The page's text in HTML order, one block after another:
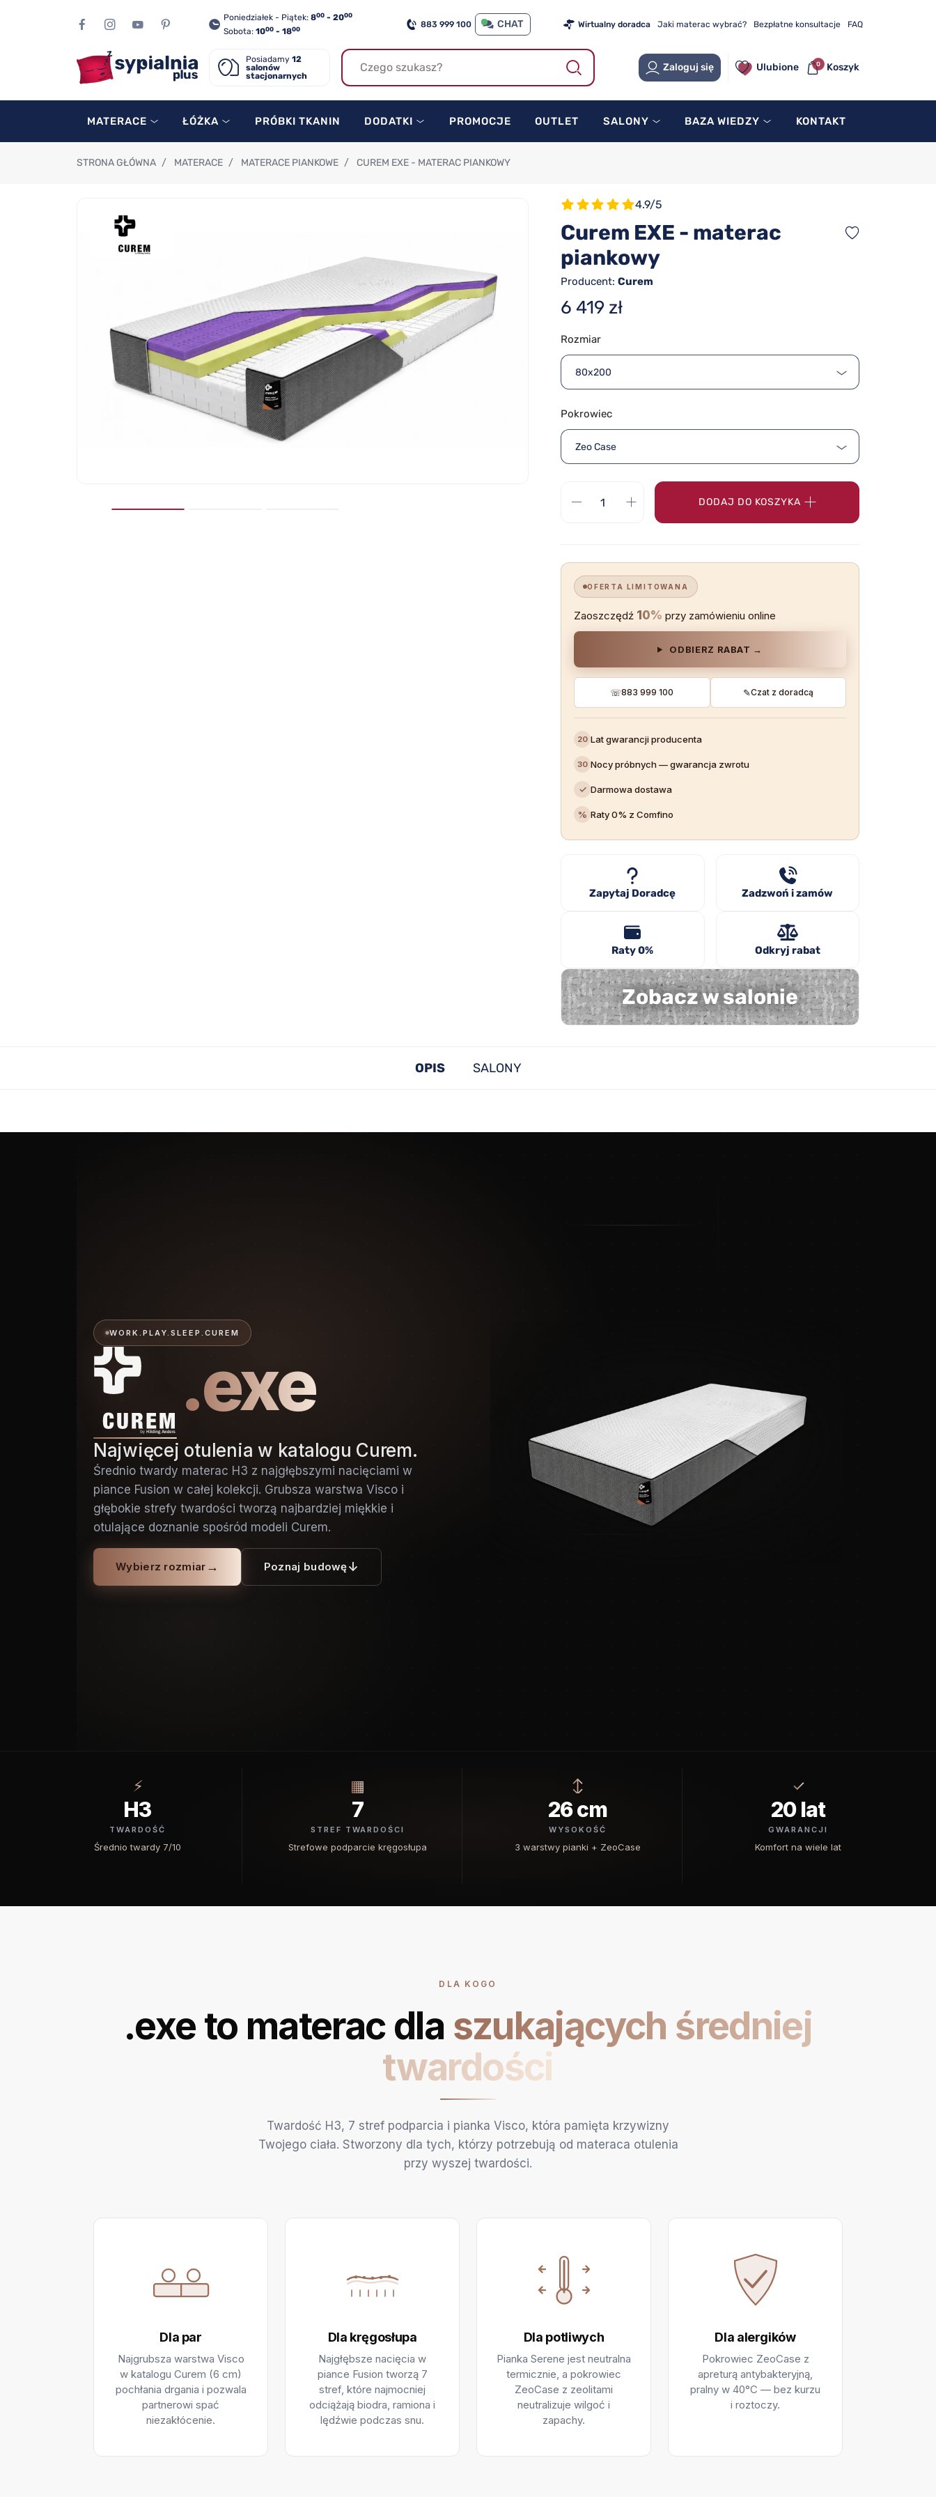
Poniedziałek - Piątek: 800 - 2000
Sobota: 1000 - 1800 883 999 100 CHAT Wirtualny doradca Jaki materac wybrać? Bezpłatne konsultacje FAQ
Posiadamy 12
salonów
stacjonarnych
Zaloguj się Ulubione Koszyk
0
MATERACE ŁÓŻKA PRÓBKI TKANIN DODATKI PROMOCJE OUTLET SALONY BAZA WIEDZY KONTAKT
STRONA GŁÓWNA / MATERACE / MATERACE PIANKOWE / CUREM EXE - MATERAC PIANKOWY
4.9/5
Curem EXE - materac
piankowy
Producent: Curem
6 419 zł
Rozmiar
80x200
Pokrowiec
Zeo Case
DODAJ DO KOSZYKA
OFERTA LIMITOWANA
Zaoszczędź 10% przy zamówieniu online
ODBIERZ RABAT →
☏883 999 100 ✎Czat z doradcą
20 Lat gwarancji producenta
30 Nocy próbnych — gwarancja zwrotu
✓ Darmowa dostawa
% Raty 0% z Comfino
Zapytaj Doradcę Zadzwoń i zamów
Raty 0% Odkryj rabat
Zobacz w salonie
OPIS SALONY
WORK.PLAY.SLEEP.CUREM
.exe
Najwięcej otulenia w katalogu Curem.
Średnio twardy materac H3 z najgłębszymi nacięciami w
piance Fusion w całej kolekcji. Grubsza warstwa Visco i
głębokie strefy twardości tworzą najbardziej miękkie i
otulające doznanie spośród modeli Curem.
Wybierz rozmiar → Poznaj budowę↓
⚡
H3
TWARDOŚĆ
Średnio twardy 7/10
▦
7
STREF TWARDOŚCI
Strefowe podparcie kręgosłupa
↕
26 cm
WYSOKOŚĆ
3 warstwy pianki + ZeoCase
✓
20 lat
GWARANCJI
Komfort na wiele lat
DLA KOGO
.exe to materac dla szukających średniej
twardości
Twardość H3, 7 stref podparcia i pianka Visco, która pamięta krzywizny
Twojego ciała. Stworzony dla tych, którzy potrzebują od materaca otulenia
przy wyszej twardości.
Dla par
Najgrubsza warstwa Visco
w katalogu Curem (6 cm)
pochłania drgania i pozwala
partnerowi spać
niezakłócenie.
Dla kręgosłupa
Najgłębsze nacięcia w
piance Fusion tworzą 7
stref, które najmocniej
odciążają biodra, ramiona i
lędźwie podczas snu.
Dla potliwych
Pianka Serene jest neutralna
termicznie, a pokrowiec
ZeoCase z zeolitami
neutralizuje wilgoć i
zapachy.
Dla alergików
Pokrowiec ZeoCase z
apreturą antybakteryjną,
pralny w 40°C — bez kurzu
i roztoczy.